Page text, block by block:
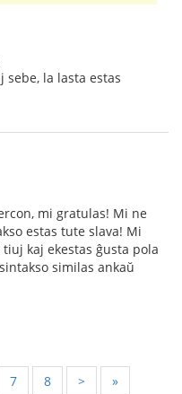
sebe, la lasta estas
mi gratulas! Mi ne
estas tute slava! Mi
kaj ekestas ĝusta pola
similas ankaŭ
7 8 > »